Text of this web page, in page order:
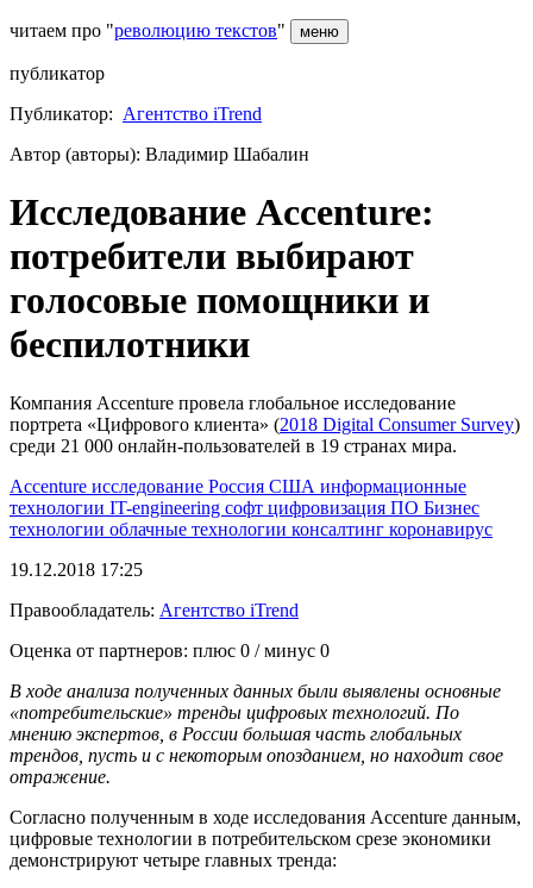
читаем про "революцию текстов" меню
публикатор
Публикатор: Агентство iTrend
Автор (авторы): Владимир Шабалин
Исследование Accenture:
потребители выбирают
голосовые помощники и
беспилотники
Компания Accenture провела глобальное исследование
портрета «Цифрового клиента» (2018 Digital Consumer Survey)
среди 21 000 онлайн-пользователей в 19 странах мира.
Accenture исследование Россия США информационные
технологии IT-engineering софт цифровизация ПО Бизнес
технологии облачные технологии консалтинг коронавирус
19.12.2018 17:25
Правообладатель: Агентство iTrend
Оценка от партнеров: плюс 0 / минус 0
В ходе анализа полученных данных были выявлены основные
«потребительские» тренды цифровых технологий. По
мнению экспертов, в России большая часть глобальных
трендов, пусть и с некоторым опозданием, но находит свое
отражение.
Согласно полученным в ходе исследования Accenture данным,
цифровые технологии в потребительском срезе экономики
демонстрируют четыре главных тренда: